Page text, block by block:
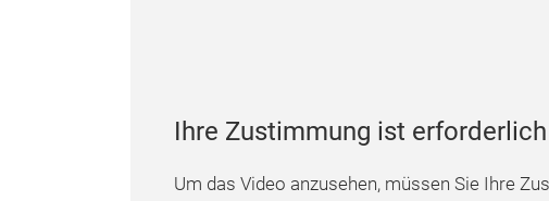
Ihre Zustimmung ist erforderlich
Um das Video anzusehen, müssen Sie Ihre